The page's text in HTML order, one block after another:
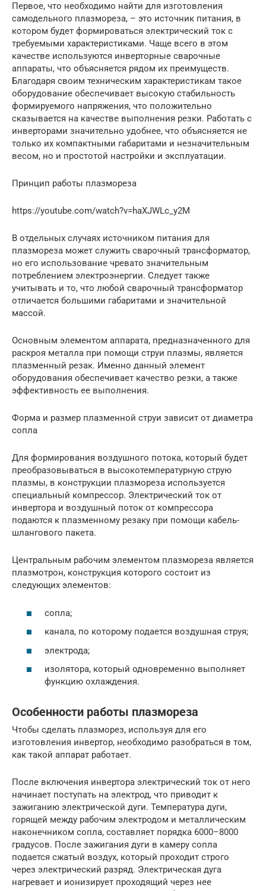
Первое, что необходимо найти для изготовления
самодельного плазмореза, – это источник питания, в
котором будет формироваться электрический ток с
требуемыми характеристиками. Чаще всего в этом
качестве используются инверторные сварочные
аппараты, что объясняется рядом их преимуществ.
Благодаря своим техническим характеристикам такое
оборудование обеспечивает высокую стабильность
формируемого напряжения, что положительно
сказывается на качестве выполнения резки. Работать с
инверторами значительно удобнее, что объясняется не
только их компактными габаритами и незначительным
весом, но и простотой настройки и эксплуатации.
Принцип работы плазмореза
https://youtube.com/watch?v=haXJWLc_y2M
В отдельных случаях источником питания для
плазмореза может служить сварочный трансформатор,
но его использование чревато значительным
потреблением электроэнергии. Следует также
учитывать и то, что любой сварочный трансформатор
отличается большими габаритами и значительной
массой.
Основным элементом аппарата, предназначенного для
раскроя металла при помощи струи плазмы, является
плазменный резак. Именно данный элемент
оборудования обеспечивает качество резки, а также
эффективность ее выполнения.
Форма и размер плазменной струи зависит от диаметра
сопла
Для формирования воздушного потока, который будет
преобразовываться в высокотемпературную струю
плазмы, в конструкции плазмореза используется
специальный компрессор. Электрический ток от
инвертора и воздушный поток от компрессора
подаются к плазменному резаку при помощи кабель-
шлангового пакета.
Центральным рабочим элементом плазмореза является
плазмотрон, конструкция которого состоит из
следующих элементов:
сопла;
канала, по которому подается воздушная струя;
электрода;
изолятора, который одновременно выполняет
функцию охлаждения.
Особенности работы плазмореза
Чтобы сделать плазморез, используя для его
изготовления инвертор, необходимо разобраться в том,
как такой аппарат работает.
После включения инвертора электрический ток от него
начинает поступать на электрод, что приводит к
зажиганию электрической дуги. Температура дуги,
горящей между рабочим электродом и металлическим
наконечником сопла, составляет порядка 6000–8000
градусов. После зажигания дуги в камеру сопла
подается сжатый воздух, который проходит строго
через электрический разряд. Электрическая дуга
нагревает и ионизирует проходящий через нее